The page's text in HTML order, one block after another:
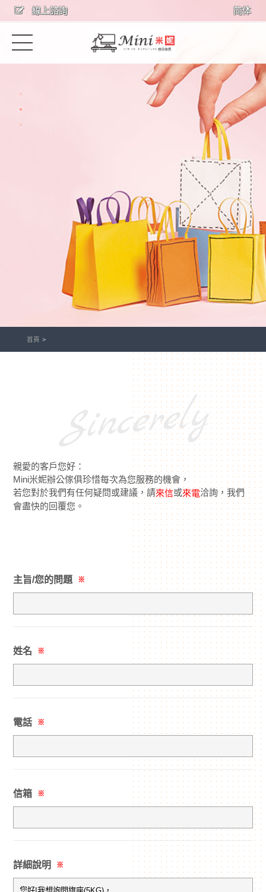
線上諮詢 简体
首頁
Sincerely
親愛的客戶您好：
Mini米妮辦公傢俱珍惜每次為您服務的機會，
若您對於我們有任何疑問或建議，請來信或來電洽詢，我們
會盡快的回覆您。
主旨/您的問題 ※
姓名 ※
電話 ※
信箱 ※
詳細說明 ※